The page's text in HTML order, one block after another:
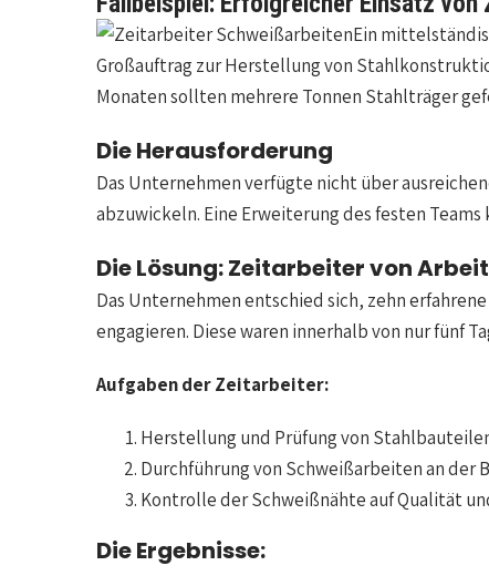
Ein
Großauftrag zur Herstellung von
Monaten sollten mehrere Tonnen Stahlträger
Die Herausforderung
Das Unternehmen verfügte nicht über
abzuwickeln. Eine Erweiterung des festen
Die Lösung: Zeitarbeiter von
Das Unternehmen entschied sich, zehn
engagieren. Diese waren innerhalb von nur fünf
Aufgaben der Zeitarbeiter:
Herstellung und Prüfung von
Durchführung von Schweißarbeiten an der
Kontrolle der Schweißnähte auf Qualität
Die Ergebnisse: